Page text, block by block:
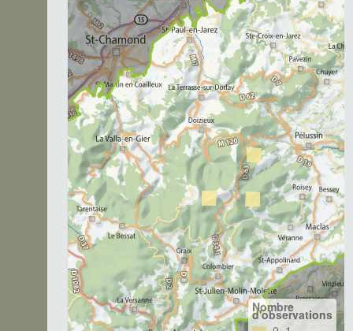
Nombre
d'observations